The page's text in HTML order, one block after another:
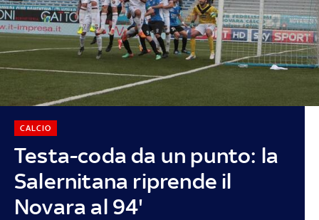
Testa-coda da un punto: la
Salernitana riprende il
Novara al 94'
CALCIO